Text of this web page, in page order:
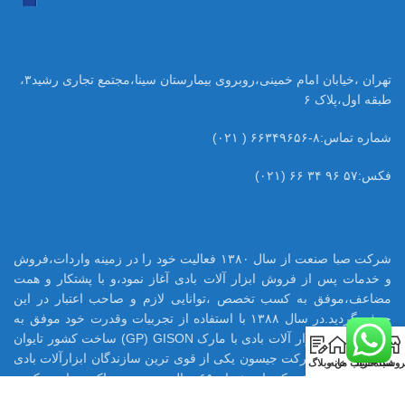
تهران ،خیابان امام خمینی،روبروی بیمارستان سینا،مجتمع تجاری رشید۳،
طبقه اول،پلاک ۶
شماره تماس:۸-۶۶۳۴۹۶۵۶ ( ۰۲۱)
فکس:۵۷ ۹۶ ۳۴ ۶۶ (۰۲۱)
شرکت صبا صنعت از سال ۱۳۸۰ فعالیت خود را در زمینه واردات،فروش
و خدمات پس از فروش ابزار آلات بادی آغاز نمود،و با پشتکار و همت
مضاعف،موفق به کسب تخصص ،توانایی لازم و صاحب اعتبار در این
حرفه گردید.در سال ۱۳۸۸ با استفاده از تجربیات وقدرت خود موفق به
اخذ نمایندگی ابزار آلات بادی با مارک GP) GISON) ساخت کشور تایوان
در ایران شود.شرکت جیسون یکی از قوی ترین سازندگان ابزارآلات بادی
در تایوان می باشد که با بیش از ۶۵ سال تجربه ،هم اکنون تامین کننده
سبد خرید
حساب من
خانهوبلاگ